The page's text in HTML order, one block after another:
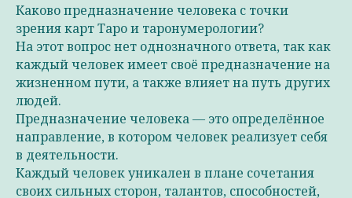
Каково предназначение человека с точки
зрения карт Таро и таронумерологии?
На этот вопрос нет однозначного ответа, так как
каждый человек имеет своё предназначение на
жизненном пути, а также влияет на путь других
людей.
Предназначение человека — это определённое
направление, в котором человек реализует себя
в деятельности.
Каждый человек уникален в плане сочетания
своих сильных сторон, талантов, способностей,